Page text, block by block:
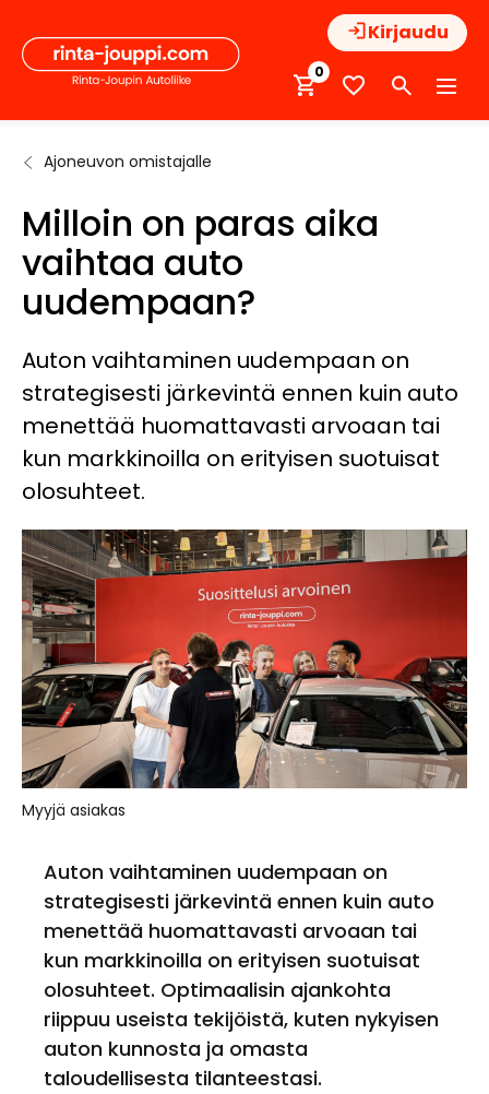
sisältöön
Kirjaudu
0
Etusivu
Autoilijan
Ajoneuvon omistajalle
Milloin on
vaihtaa auto
uudempaan?
Milloin on paras aika
vaihtaa auto
uudempaan?
Auton vaihtaminen uudempaan on
strategisesti järkevintä ennen kuin auto
menettää huomattavasti arvoaan tai
kun markkinoilla on erityisen suotuisat
olosuhteet.
Myyjä asiakas
Auton vaihtaminen uudempaan on
strategisesti järkevintä ennen kuin auto
menettää huomattavasti arvoaan tai
kun markkinoilla on erityisen suotuisat
olosuhteet. Optimaalisin ajankohta
riippuu useista tekijöistä, kuten nykyisen
auton kunnosta ja omasta
taloudellisesta tilanteestasi.